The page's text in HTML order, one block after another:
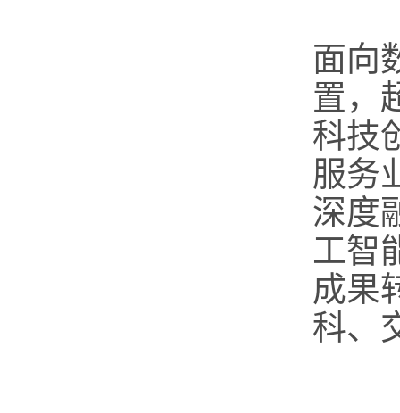
面向
置，
科技
服务
深度
工智
成果
科、